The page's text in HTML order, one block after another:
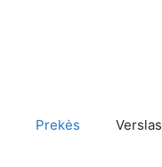
Prekės Verslas